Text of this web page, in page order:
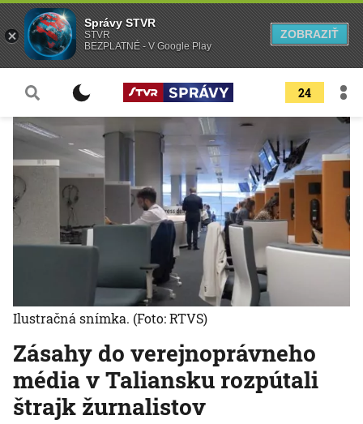
24
Zásahy do verejnoprávneho
média v Taliansku rozpútali
štrajk žurnalistov
Ilustračná snímka. (Foto: RTVS)
Správy STVR
STVR
BEZPLATNÉ - V Google Play
ZOBRAZIŤ